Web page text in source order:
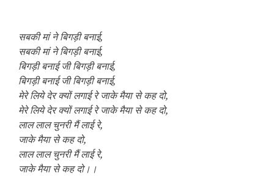
सबकी मां ने बिगड़ी बनाई,
सबकी मां ने बिगड़ी बनाई,
बिगड़ी बनाई जी बिगड़ी बनाई,
बिगड़ी बनाई जी बिगड़ी बनाई,
मेरे लिये देर क्यों लगाई रे जाके मैया से कह दो,
मेरे लिये देर क्यों लगाई रे जाके मैया से कह दो,
लाल लाल चुनरी मैं लाई रे,
जाके मैया से कह दो,
लाल लाल चुनरी मैं लाई रे,
जाके मैया से कह दो।।